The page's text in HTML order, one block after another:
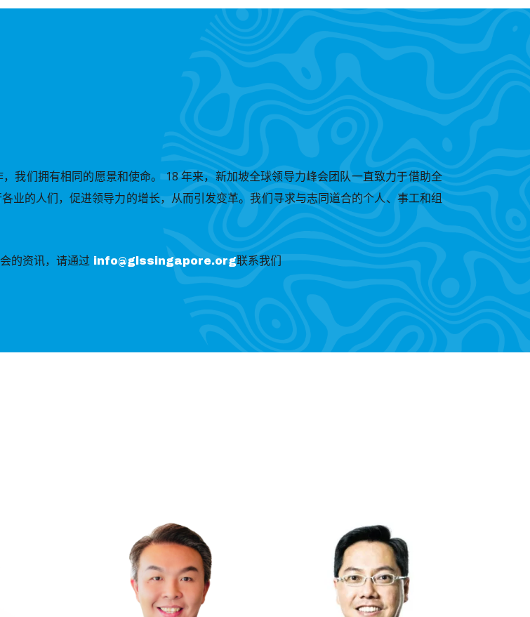
我们拥有相同的愿景和使命。 18 年来，新加坡全球领导力峰会团队一直致力于借助全
业的人们，促进领导力的增长，从而引发变革。我们寻求与志同道合的个人、事工和组
的资讯，请通过 info@glssingapore.org联系我们